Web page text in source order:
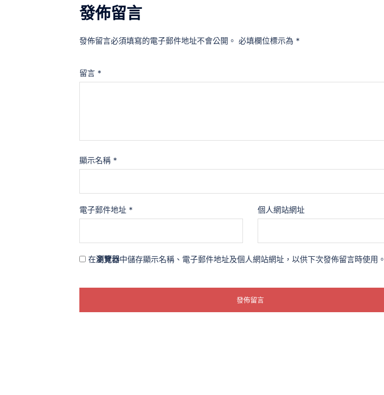
發佈留言
發佈留言必須填寫的電子郵件地址不會公開。 必填欄位標示為 *
留言 *
顯示名稱 *
電子郵件地址 * 個人網站網址
在瀏覽器中儲存顯示名稱、電子郵件地址及個人網站網址，以供下次發佈留言時使用。